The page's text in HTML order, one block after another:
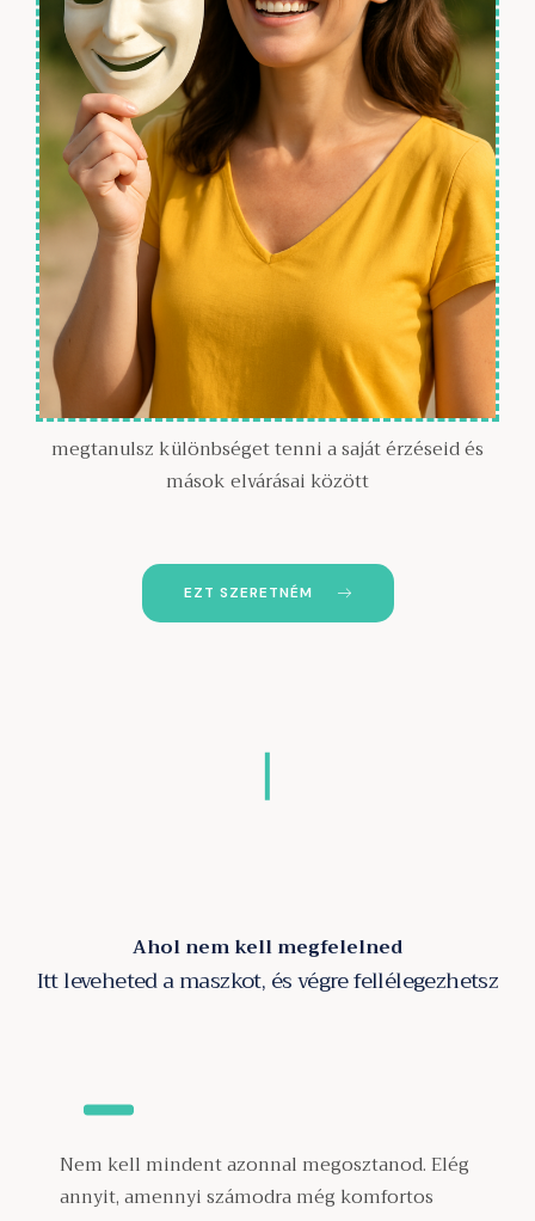
megtanulsz különbséget tenni a saját érzéseid és
mások elvárásai között
EZT SZERETNÉM
Ahol nem kell megfelelned
Itt leveheted a maszkot, és végre fellélegezhetsz
Nem kell mindent azonnal megosztanod. Elég
annyit, amennyi számodra még komfortos